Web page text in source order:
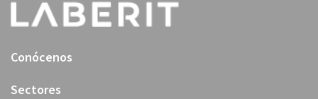
Conócenos
Sectores